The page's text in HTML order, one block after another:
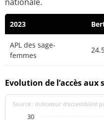
2023
APL des sage-
femmes
Evolution de l’accès
Source : indicateur d’accessibilité
30